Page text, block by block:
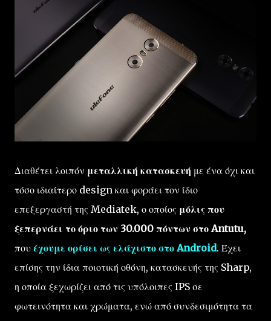
Διαθέτει λοιπόν μεταλλική κατασκευή με ένα όχι και
τόσο ιδιαίτερο design και φοράει τον ίδιο
επεξεργαστή της Mediatek, ο οποίος μόλις που
ξεπερνάει το όριο των 30.000 πόντων στο Antutu,
που έχουμε ορίσει ως ελάχιστο στο Android. Έχει
επίσης την ίδια ποιοτική οθόνη, κατασκευής της Sharp,
η οποία ξεχωρίζει από τις υπόλοιπες IPS σε
φωτεινότητα και χρώματα, ενώ από συνδεσιμότητα τα